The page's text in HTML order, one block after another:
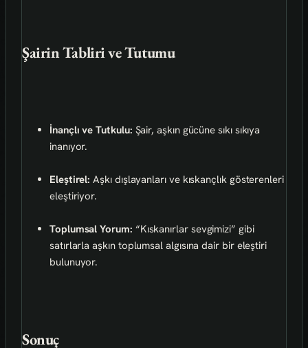
Şairin Tabliri ve Tutumu
İnançlı ve Tutkulu: Şair, aşkın gücüne sıkı sıkıya
inanıyor.
Eleştirel: Aşkı dışlayanları ve kıskançlık gösterenleri
eleştiriyor.
Toplumsal Yorum: “Kıskanırlar sevgimizi” gibi
satırlarla aşkın toplumsal algısına dair bir eleştiri
bulunuyor.
Sonuç